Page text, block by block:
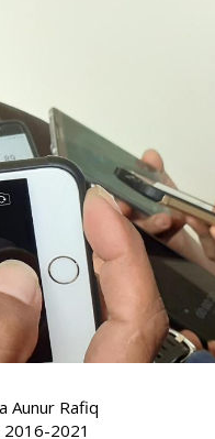
Aunur Rafiq
2021